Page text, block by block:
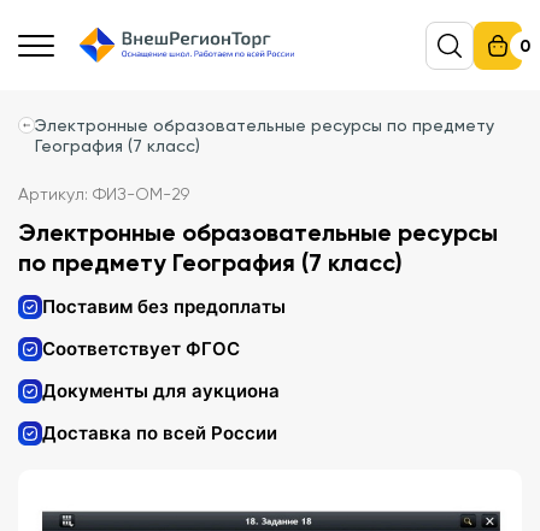
0
Электронные образовательные ресурсы по предмету
География (7 класс)
Артикул: ФИЗ-ОМ-29
Электронные образовательные ресурсы
по предмету География (7 класс)
Поставим без предоплаты
Соответствует ФГОС
Документы для аукциона
Доставка по всей России